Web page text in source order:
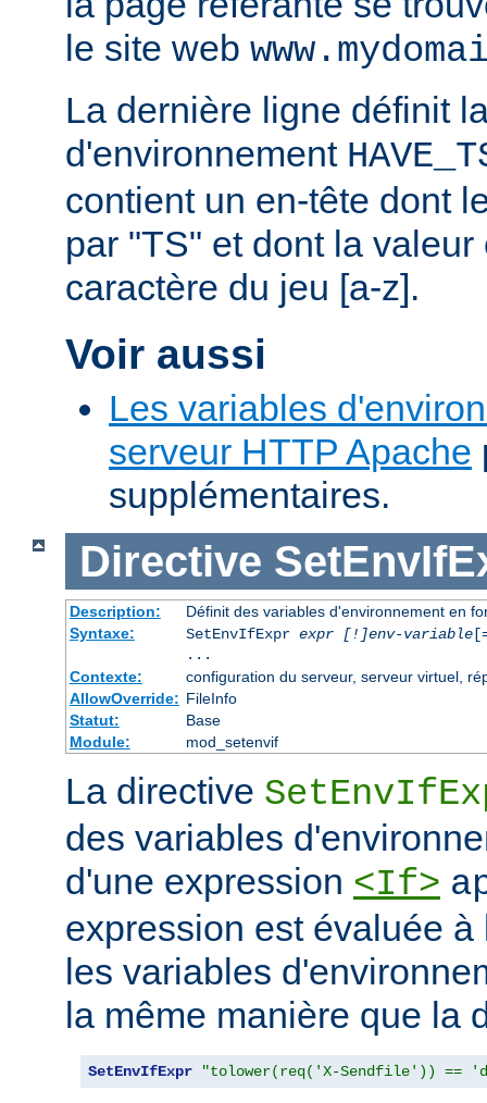
le site web
La dernière ligne définit
d'environnement
contient un en-tête dont
par "TS" et dont la
caractère du jeu [a-z].
Voir aussi
Les variables
serveur HTTP Apache
supplémentaires.
Directive
Description:
Définit des variables d'environnement en
Syntaxe:
SetEnvIfExpr expr [!]env-variable
...
Contexte:
configuration du serveur, serveur virtuel,
AllowOverride: FileInfo
Statut:
Base
Module:
mod_setenvif
La directive
des variables
d'une expression <If>
expression est évaluée
les variables
la même manière que la
SetEnvIfExpr "tolower(req('X-Sendfile')) ==